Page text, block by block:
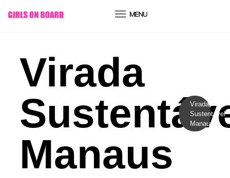
conteúdo
Virada
Manaus
Virada
Sustentável
Manaus